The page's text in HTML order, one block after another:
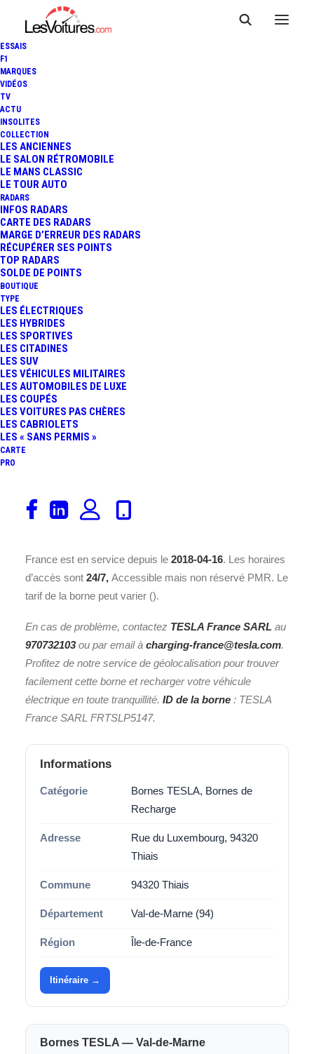
ESSAIS
F1
MARQUES
VIDÉOS
TV
ACTU
INSOLITES
COLLECTION
LES ANCIENNES
LE SALON RÉTROMOBILE
LE MANS CLASSIC
LE TOUR AUTO
RADARS
INFOS RADARS
CARTE DES RADARS
MARGE D’ERREUR DES RADARS
RÉCUPÉRER SES POINTS
TOP RADARS
SOLDE DE POINTS
BOUTIQUE
TYPE
LES ÉLECTRIQUES
LES HYBRIDES
LES SPORTIVES
LES CITADINES
LES SUV
LES VÉHICULES MILITAIRES
LES AUTOMOBILES DE LUXE
LES COUPÉS
LES VOITURES PAS CHÈRES
LES CABRIOLETS
LES « SANS PERMIS »
CARTE
PRO
(TESLA France SARL)
Découvrez la borne de recharge
Thiais, Franceinstallée sur une
recharge rapide
place(s).
France est en service depuis le 2018-04-16. Les horaires
d’accès sont 24/7, Accessible mais non réservé PMR. Le
tarif de la borne peut varier ().
En cas de problème, contactez TESLA France SARL au
970732103ou par email à charging-france@tesla.com.
Profitez de notre service de géolocalisation pour trouver
facilement cette borne et recharger votre véhicule
électrique en toute tranquillité. ID de la borne : TESLA
France SARL FRTSLP5147.
Informations
Catégorie
Bornes TESLA, Bornes de
Recharge
Adresse
Rue du Luxembourg, 94320
Thiais
Commune 94320 Thiais
Département Val-de-Marne (94)
Région Île-de-France
Itinéraire →
Bornes TESLA — Val-de-Marne